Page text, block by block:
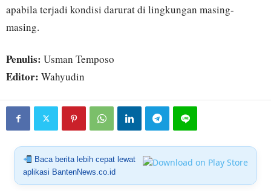
apabila terjadi kondisi darurat di lingkungan masing-
masing.
Penulis: Usman Temposo
Editor: Wahyudin
Baca berita lebih cepat lewat
aplikasi BantenNews.co.id